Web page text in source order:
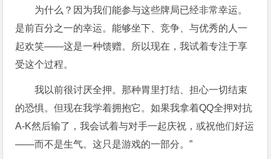
为什么？因为我们能参与这些牌局已经非常幸运。
是前百分之一的幸运。能够坐下、竞争、与优秀的人一
起欢笑——这是一种馈赠。所以现在，我试着专注于享
受这个过程。
我以前很讨厌全押。那种胃里打结、担心一切结束
的恐惧。但现在我学着拥抱它。如果我拿着QQ全押对抗
A-K然后输了，我会试着与对手一起庆祝，或祝他们好运
——而不是生气。这只是游戏的一部分。”